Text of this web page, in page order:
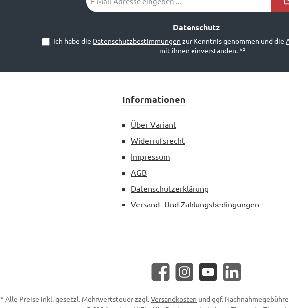
Mail-
Datenschutz
Ich habe die Datenschutzbestimmungen zur Kenntnis genommen und die
mit ihnen einverstanden.*²
Informationen
Über Variant
Widerrufsrecht
Impressum
AGB
Datenschutzerklärung
Versand- Und Zahlungsbedingungen
Facebook InstagramYouTube LinkedIn
* Alle Preise inkl. gesetzl. Mehrwertsteuer zzgl.Versandkosten und ggf.